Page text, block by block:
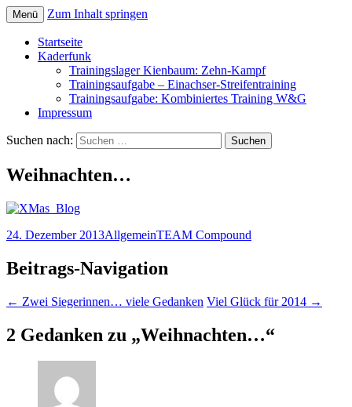
Menü Zum Inhalt springen
Startseite
Kaderfunk
Trainingslager Kienbaum: Zehn-Kampf
Trainingsaufgabe – Einachser-Streifentraining
Trainingsaufgabe: Kombiniertes Training W&G
Impressum
Suchen nach:
Weihnachten…
24. Dezember 2013AllgemeinTEAM Compound
Beitrags-Navigation
← Zwei Siegerinnen… viele Gedanken Viel Glück für 2014 →
2 Gedanken zu „Weihnachten…“